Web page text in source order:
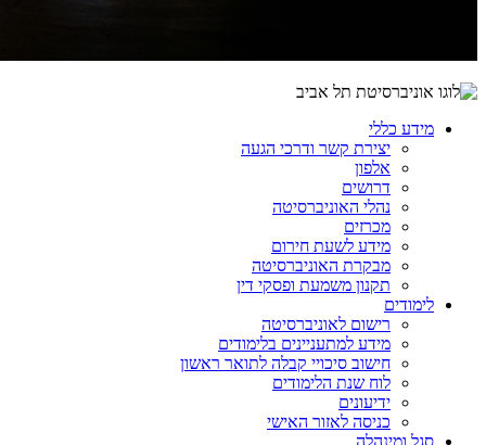
מידע כללי
יצירת קשר ודרכי הגעה
אלפון
דרושים
נהלי האוניברסיטה
מכרזים
מידע לשעת חירום
מבקרת האוניברסיטה
תקנון משמעת ופסקי דין
לימודים
רישום לאוניברסיטה
מידע למתעניינים בלימודים
חישוב סיכויי קבלה לתואר ראשון
לוח שנת הלימודים
ידיעונים
כניסה לאזור האישי
סגל ומינהלה